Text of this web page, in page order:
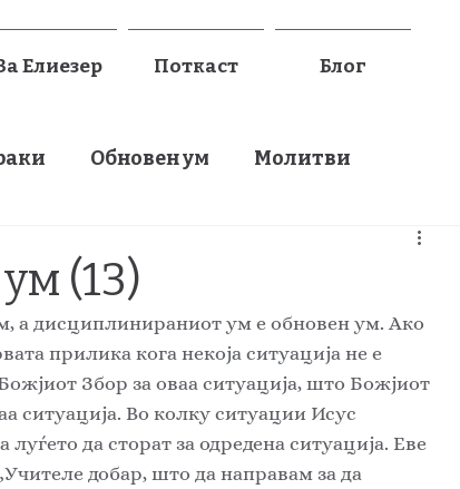
Елиезер Поткаст Блог
Обновен ум Молитви
(13)
прилика кога некоја ситуација не е
Збор за оваа ситуација, што Божјиот
ситуација. Во колку ситуации Исус
да сторат за одредена ситуација. Еве
добар, што да направам за да